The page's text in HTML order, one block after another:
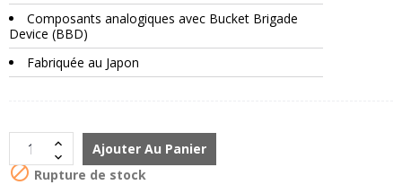
Composants analogiques avec Bucket Brigade
Device (BBD)
Fabriquée au Japon
Ajouter Au Panier
 Rupture de stock